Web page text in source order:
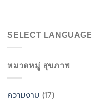
SELECT LANGUAGE
หมวดหมู่ สุขภาพ
ความงาม (17)